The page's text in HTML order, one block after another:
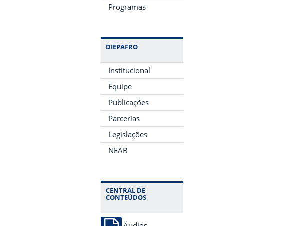
Programas
DIEPAFRO
Institucional
Equipe
Publicações
Parcerias
Legislações
NEAB
CENTRAL DE
CONTEÚDOS